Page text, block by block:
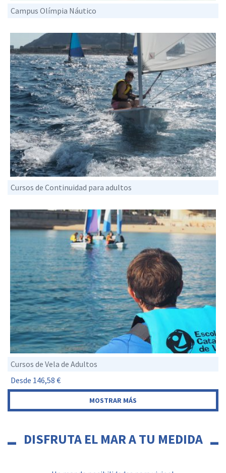
Campus Olímpia Náutico
Cursos de Continuidad para adultos
Cursos de Vela de Adultos
Desde 146,58 €
DISFRUTA EL MAR A TU MEDIDA